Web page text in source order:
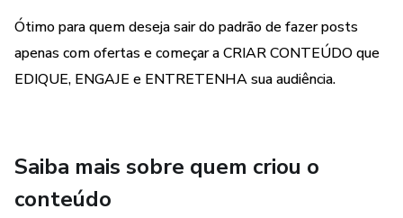
81-90: Odontologia Preventiva
91-100: Cirurgia Oral
111-120: Cuidados com Próteses Dentárias
121-130: Emergências Dentárias
Ótimo para quem deseja sair do padrão de fazer posts
apenas com ofertas e começar a CRIAR CONTEÚDO que
EDIQUE, ENGAJE e ENTRETENHA sua audiência.
Saiba mais sobre quem criou o
conteúdo